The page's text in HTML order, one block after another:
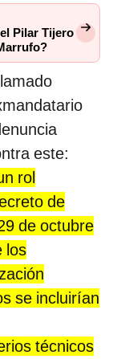
Pilar Tijero
este:
rol
de
de octubre
los
se incluirían
técnicos